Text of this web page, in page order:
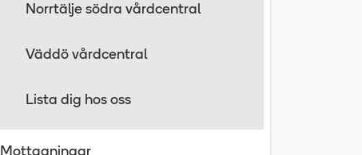
Norrtälje södra vårdcentral
Väddö vårdcentral
Lista dig hos oss